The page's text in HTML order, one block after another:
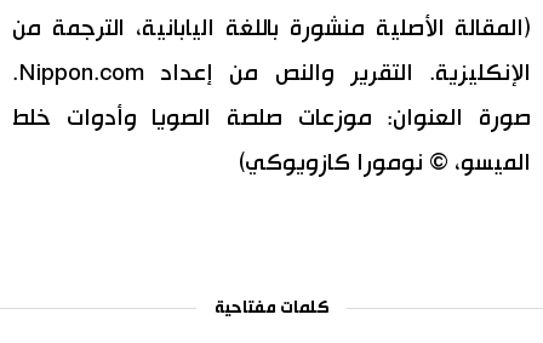
(المقالة الأصلية منشورة باللغة اليابانية، الترجمة من
الإنكليزية. التقرير والنص من إعداد Nippon.com.
صورة العنوان: موزعات صلصة الصويا وأدوات خلط
الميسو، © نومورا كازويوكي)
كلمات مفتاحية